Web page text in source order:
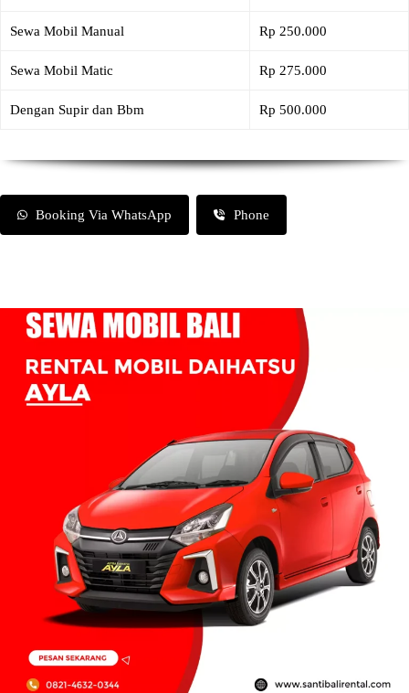
Sewa Mobil Manual Rp 250.000
Sewa Mobil Matic Rp 275.000
Dengan Supir dan Bbm Rp 500.000
Booking Via WhatsApp Phone